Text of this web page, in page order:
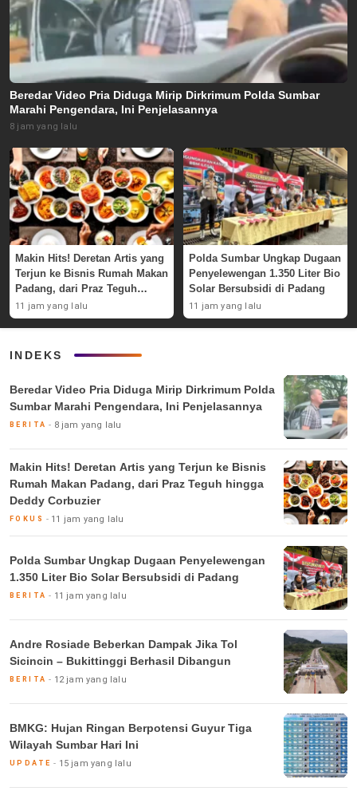
Beredar Video Pria Diduga Mirip Dirkrimum Polda Sumbar
Marahi Pengendara, Ini Penjelasannya
8 jam yang lalu
Makin Hits! Deretan Artis yang
Terjun ke Bisnis Rumah Makan
Padang, dari Praz Teguh
hingga Deddy Corbuzier
11 jam yang lalu
Polda Sumbar Ungkap Dugaan
Penyelewengan 1.350 Liter Bio
Solar Bersubsidi di Padang
11 jam yang lalu
INDEKS
Beredar Video Pria Diduga Mirip Dirkrimum Polda
Sumbar Marahi Pengendara, Ini Penjelasannya
BERITA 8 jam yang lalu
Makin Hits! Deretan Artis yang Terjun ke Bisnis
Rumah Makan Padang, dari Praz Teguh hingga
Deddy Corbuzier
FOKUS 11 jam yang lalu
Polda Sumbar Ungkap Dugaan Penyelewengan
1.350 Liter Bio Solar Bersubsidi di Padang
BERITA 11 jam yang lalu
Andre Rosiade Beberkan Dampak Jika Tol
Sicincin – Bukittinggi Berhasil Dibangun
BERITA 12 jam yang lalu
BMKG: Hujan Ringan Berpotensi Guyur Tiga
Wilayah Sumbar Hari Ini
UPDATE 15 jam yang lalu